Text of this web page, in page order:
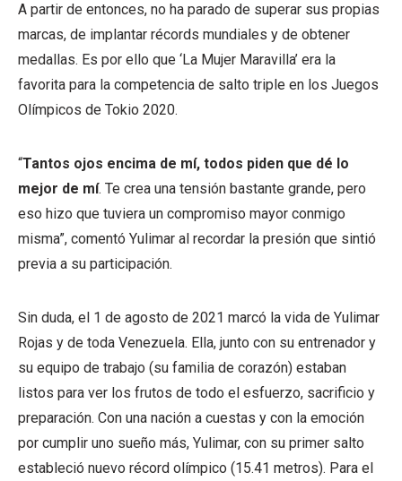
A partir de entonces, no ha parado de superar sus propias
marcas, de implantar récords mundiales y de obtener
medallas. Es por ello que ‘La Mujer Maravilla’ era la
favorita para la competencia de salto triple en los Juegos
Olímpicos de Tokio 2020.
“Tantos ojos encima de mí, todos piden que dé lo
mejor de mí. Te crea una tensión bastante grande, pero
eso hizo que tuviera un compromiso mayor conmigo
misma”, comentó Yulimar al recordar la presión que sintió
previa a su participación.
Sin duda, el 1 de agosto de 2021 marcó la vida de Yulimar
Rojas y de toda Venezuela. Ella, junto con su entrenador y
su equipo de trabajo (su familia de corazón) estaban
listos para ver los frutos de todo el esfuerzo, sacrificio y
preparación. Con una nación a cuestas y con la emoción
por cumplir uno sueño más, Yulimar, con su primer salto
estableció nuevo récord olímpico (15.41 metros). Para el